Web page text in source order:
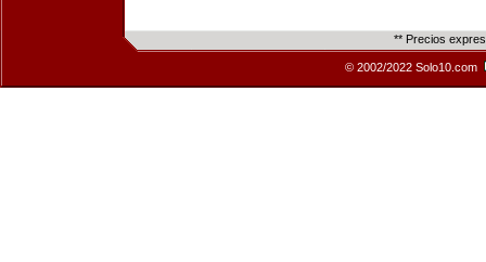
** Precios
© 2002/2022 Solo10.com